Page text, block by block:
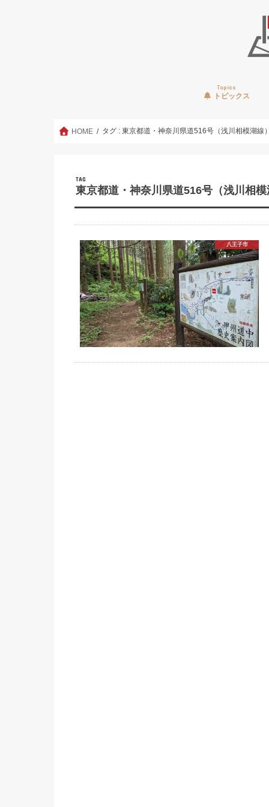
Topics
トピックス
HOME タグ : 東京都道・神奈川県道516号（浅川相模湖線）
TAG
東京都道・神奈川県道516号（浅川相模
八王子市